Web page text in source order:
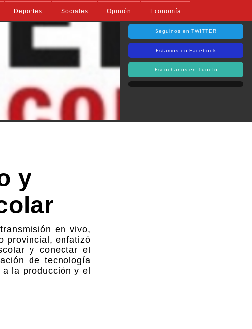
Deportes Sociales Opinión Economía
Seguinos en TWITTER
Estamos en Facebook
Escuchanos en TuneIn
y
en vivo,
provincial, enfatizó
y conectar el
de tecnología
la producción y el